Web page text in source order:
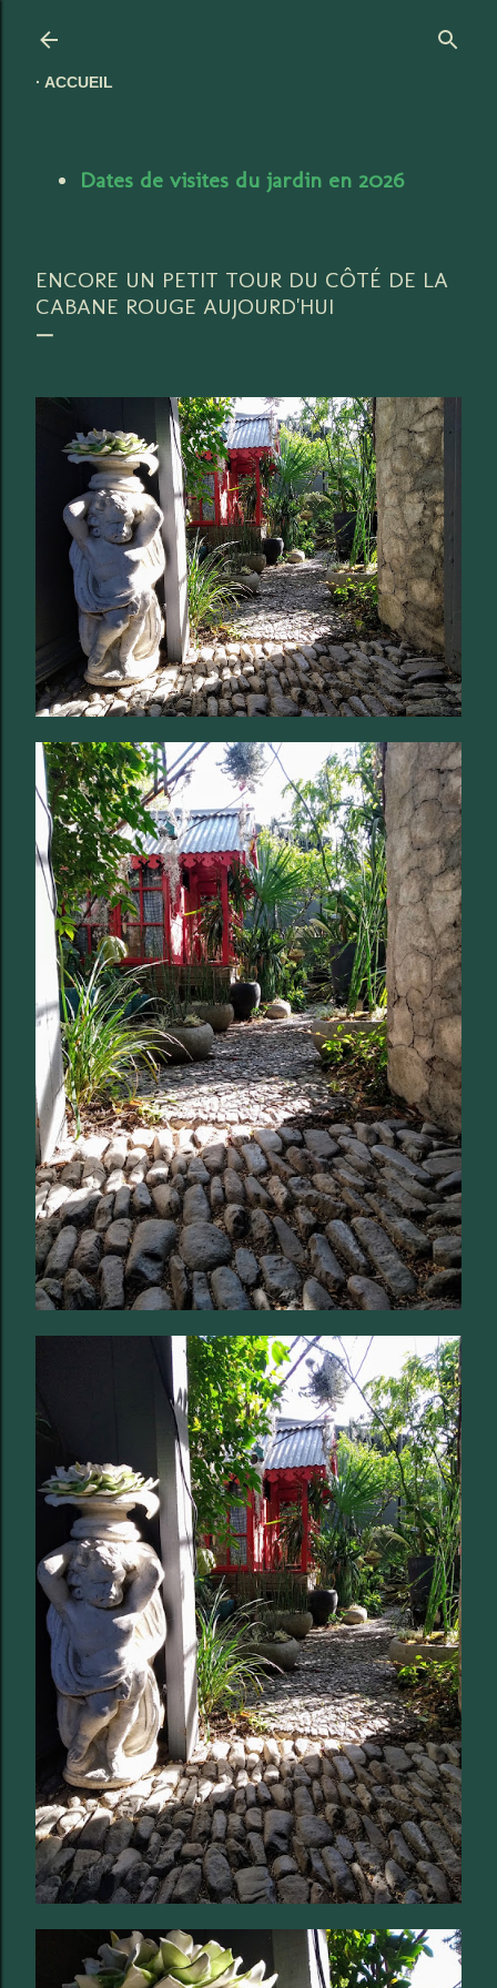
ACCUEIL
Dates de visites du jardin en 2026
ENCORE UN PETIT TOUR DU CÔTÉ DE LA
CABANE ROUGE AUJOURD'HUI